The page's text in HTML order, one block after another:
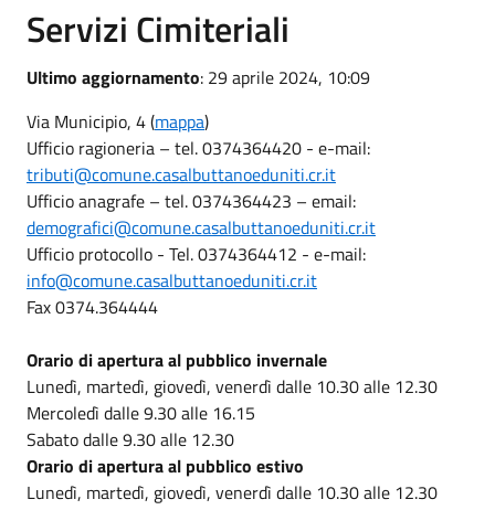
Servizi Cimiteriali
Ultimo aggiornamento: 29 aprile 2024, 10:09
Via Municipio, 4 (mappa)
Ufficio ragioneria – tel. 0374364420 - e-mail:
tributi@comune.casalbuttanoeduniti.cr.it
Ufficio anagrafe – tel. 0374364423 – email:
demografici@comune.casalbuttanoeduniti.cr.it
Ufficio protocollo - Tel. 0374364412 - e-mail:
info@comune.casalbuttanoeduniti.cr.it
Fax 0374.364444
Orario di apertura al pubblico invernale
Lunedì, martedì, giovedì, venerdì dalle 10.30 alle 12.30
Mercoledì dalle 9.30 alle 16.15
Sabato dalle 9.30 alle 12.30
Orario di apertura al pubblico estivo
Lunedì, martedì, giovedì, venerdì dalle 10.30 alle 12.30